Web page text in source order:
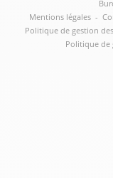
Mentions légales -
Politique de gestion
Politique de